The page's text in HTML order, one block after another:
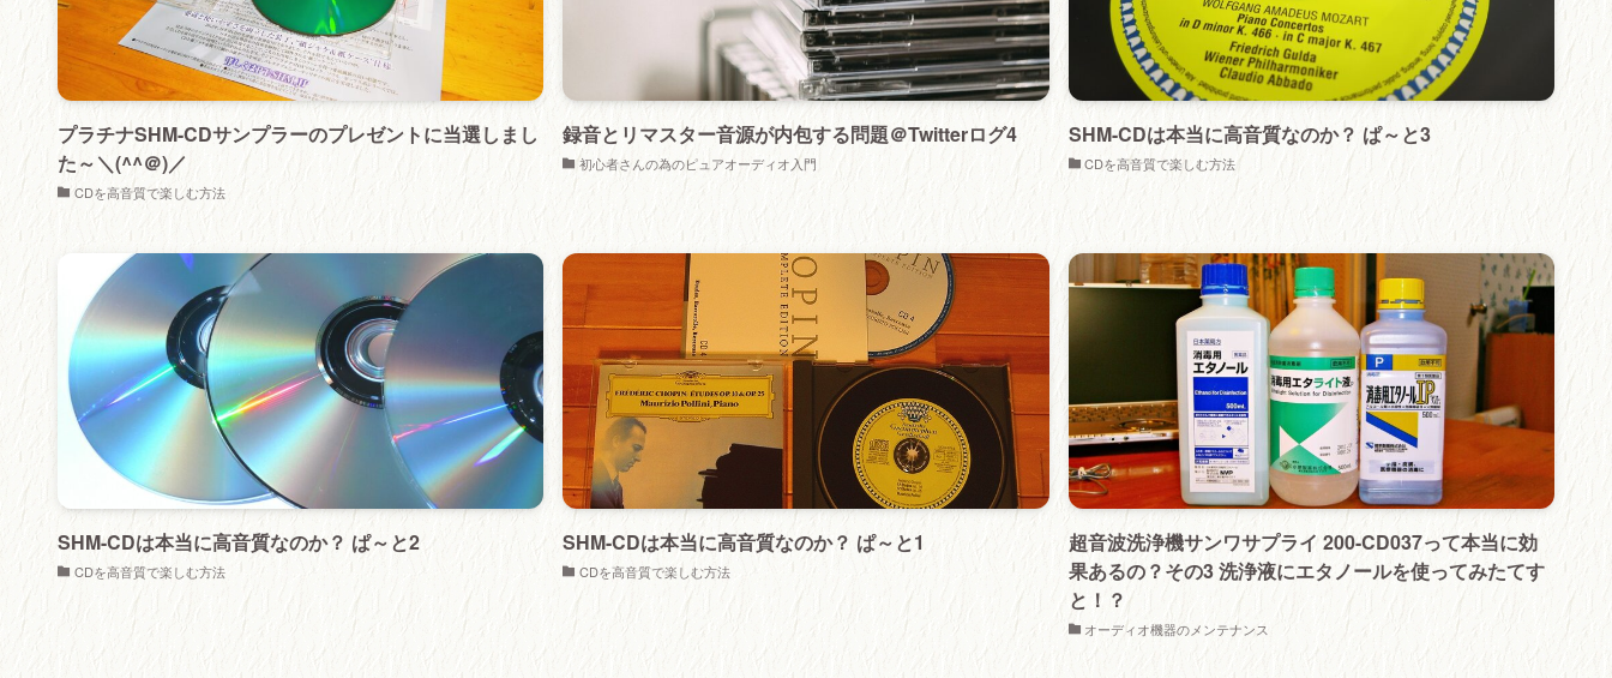
プラチナSHM-CDサンプラーのプレゼントに当選しまし
た～＼(^^＠)／
CDを高音質で楽しむ方法
録音とリマスター音源が内包する問題＠Twitterログ4
初心者さんの為のピュアオーディオ入門
SHM-CDは本当に高音質なのか？ ぱ～と3
CDを高音質で楽しむ方法
SHM-CDは本当に高音質なのか？ ぱ～と2
CDを高音質で楽しむ方法
SHM-CDは本当に高音質なのか？ ぱ～と1
CDを高音質で楽しむ方法
超音波洗浄機サンワサプライ 200-CD037って本当に効
果あるの？その3 洗浄液にエタノールを使ってみたてす
と！？
オーディオ機器のメンテナンス